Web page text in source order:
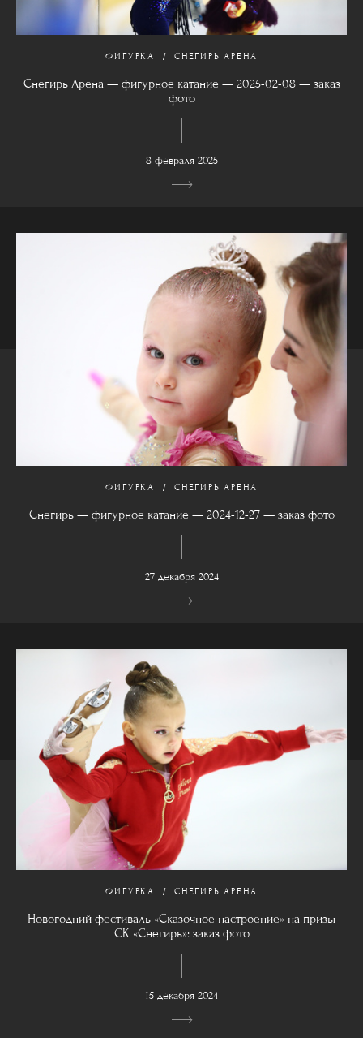
ФИГУРКА СНЕГИРЬ АРЕНА
Снегирь Арена — фигурное катание — 2025-02-08 — заказ
фото
8 февраля 2025
ФИГУРКА СНЕГИРЬ АРЕНА
Снегирь — фигурное катание — 2024-12-27 — заказ фото
27 декабря 2024
ФИГУРКА СНЕГИРЬ АРЕНА
Новогодний фестиваль «Сказочное настроение» на призы
СК «Снегирь»: заказ фото
15 декабря 2024